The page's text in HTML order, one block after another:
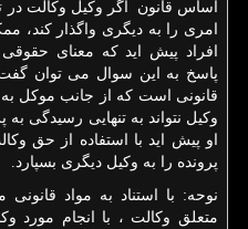
اساس قانون اگر وکیل وکالت در
امری را به دیگری واگذار کند،
افراد پیش اید که معنای
پاسخ به این سوال می توان گفت
قانونی است که از جانب موکل
وکیل نتواند به تنهایی رسیدگی
او پیش اید با استفاده از حق
پرونده را به وکیل دیگری بسپارد.
نوحه: با استناد به مواد
متعلق وکالت ، با انجام مورد